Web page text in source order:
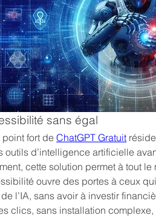
sans égal
fort de ChatGPT Gratuit
outils d’intelligence artificielle
cette solution permet à tout
ouvre des portes à ceux
l’IA, sans avoir à investir
clics, sans installation complexe,